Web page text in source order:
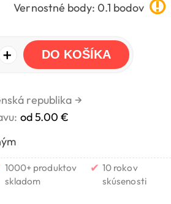
Vernostné body: 0.1 bodov
+ DO KOŠÍKA
republika →
od 5.00 €
1000+ produktov
skladom
✔ 10 rokov
skúsenosti